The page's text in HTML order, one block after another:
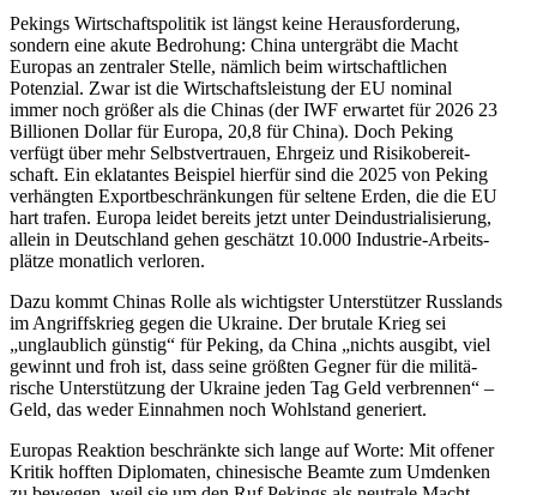
Pekings Wirtschafts­po­litik ist längst keine Heraus­for­derung,
sondern eine akute Bedrohung: China unter­gräbt die Macht
Europas an zentraler Stelle, nämlich beim wirtschaft­lichen
Potenzial. Zwar ist die Wirtschafts­leistung der EU nominal
immer noch größer als die Chinas (der IWF erwartet für 2026 23
Billionen Dollar für Europa, 20,8 für China). Doch Peking
verfügt über mehr Selbst­ver­trauen, Ehrgeiz und Risiko­be­reit­
schaft. Ein eklatantes Beispiel hierfür sind die 2025 von Peking
verhängten Export­be­schrän­kungen für seltene Erden, die die EU
hart trafen. Europa leidet bereits jetzt unter Deindus­tria­li­sierung,
allein in Deutschland gehen geschätzt 10.000 Industrie-Arbeits­
plätze monatlich verloren.
Dazu kommt Chinas Rolle als wichtigster Unter­stützer Russlands
im Angriffs­krieg gegen die Ukraine. Der brutale Krieg sei
„unglaublich günstig“ für Peking, da China „nichts ausgibt, viel
gewinnt und froh ist, dass seine größten Gegner für die militä­
rische Unter­stützung der Ukraine jeden Tag Geld verbrennen“ –
Geld, das weder Einnahmen noch Wohlstand generiert.
Europas Reaktion beschränkte sich lange auf Worte: Mit offener
Kritik hofften Diplo­maten, chine­sische Beamte zum Umdenken